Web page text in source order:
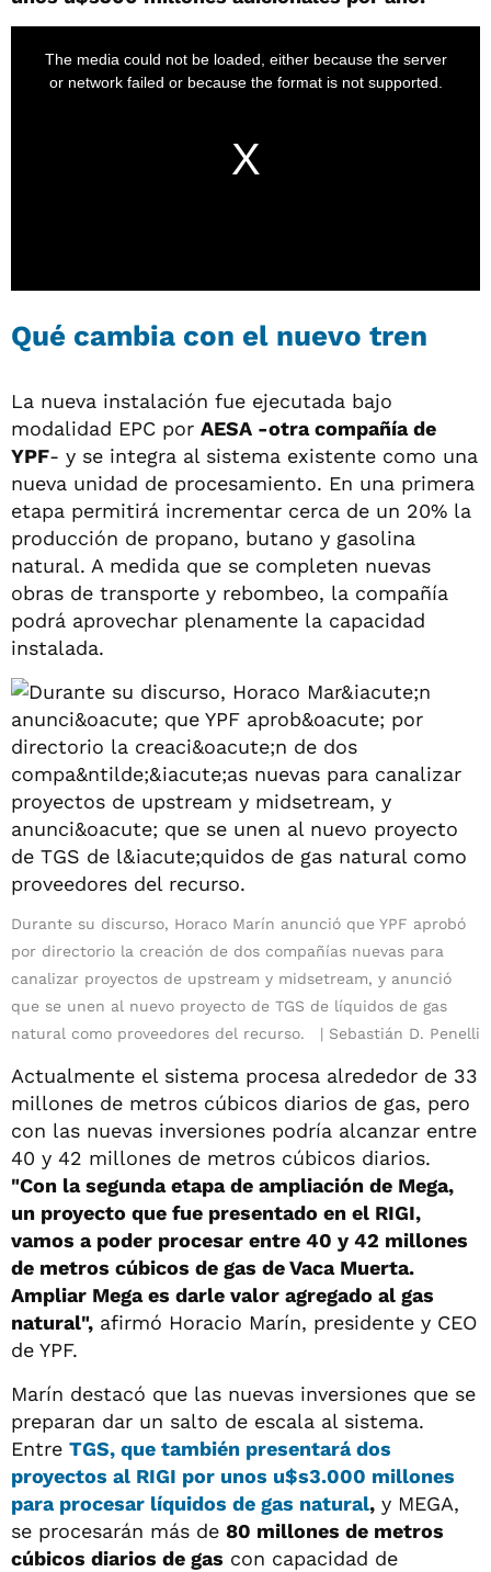
Qué cambia con el nuevo tren
La nueva instalación fue ejecutada bajo
modalidad EPC por AESA -otra compañía de
YPF- y se integra al sistema existente como una
nueva unidad de procesamiento. En una primera
etapa permitirá incrementar cerca de un 20% la
producción de propano, butano y gasolina
natural. A medida que se completen nuevas
obras de transporte y rebombeo, la compañía
podrá aprovechar plenamente la capacidad
instalada.
Durante su discurso, Horaco Marín anunció que YPF aprobó
por directorio la creación de dos compañías nuevas para
canalizar proyectos de upstream y midsetream, y anunció
que se unen al nuevo proyecto de TGS de líquidos de gas
natural como proveedores del recurso.
Sebastián D. Penelli
Actualmente el sistema procesa alrededor de 33
millones de metros cúbicos diarios de gas, pero
con las nuevas inversiones podría alcanzar entre
40 y 42 millones de metros cúbicos diarios.
"Con la segunda etapa de ampliación de Mega,
un proyecto que fue presentado en el RIGI,
vamos a poder procesar entre 40 y 42 millones
de metros cúbicos de gas de Vaca Muerta.
Ampliar Mega es darle valor agregado al gas
natural", afirmó Horacio Marín, presidente y CEO
de YPF.
Marín destacó que las nuevas inversiones que se
preparan dar un salto de escala al sistema.
Entre TGS, que también presentará dos
proyectos al RIGI por unos u$s3.000 millones
para procesar líquidos de gas natural, y MEGA,
se procesarán más de 80 millones de metros
cúbicos diarios de gas con capacidad de